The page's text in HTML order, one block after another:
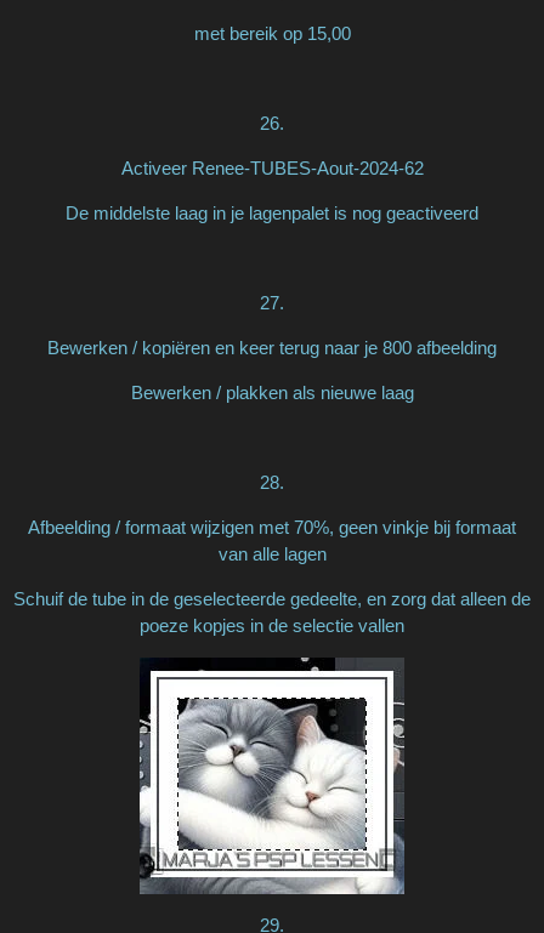
met bereik op 15,00
26.
Activeer Renee-TUBES-Aout-2024-62
De middelste laag in je lagenpalet is nog geactiveerd
27.
Bewerken / kopiëren en keer terug naar je 800 afbeelding
Bewerken / plakken als nieuwe laag
28.
Afbeelding / formaat wijzigen met 70%, geen vinkje bij formaat
van alle lagen
Schuif de tube in de geselecteerde gedeelte, en zorg dat alleen de
poeze kopjes in de selectie vallen
29.